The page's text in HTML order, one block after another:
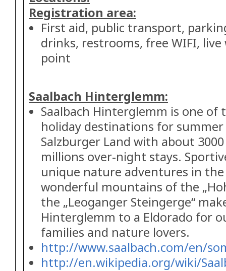
Registration area:
First aid, public transport,
drinks, restrooms, free WIFI,
point
Saalbach Hinterglemm:
Saalbach Hinterglemm is one of
holiday destinations for
Salzburger Land with about
millions over-night stays.
unique nature adventures in
wonderful mountains of the
the „Leoganger Steingerge“
Hinterglemm to a Eldorado for
families and nature lovers.
http://www.saalbach.com/en/
http://en.wikipedia.org/wiki/